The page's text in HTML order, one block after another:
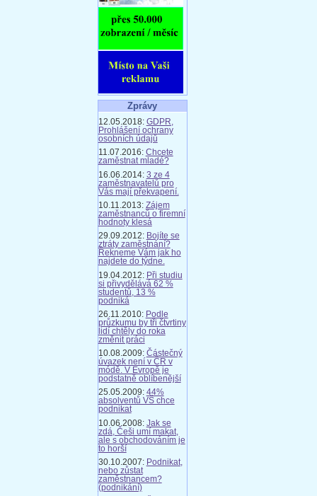
Zprávy
12.05.2018: GDPR,
Prohlášení ochrany
osobních údajů
11.07.2016: Chcete
zaměstnat mladé?
16.06.2014: 3 ze 4
zaměstnavatelů pro
Vás mají překvapení.
10.11.2013: Zájem
zaměstnanců o firemní
hodnoty klesá
29.09.2012: Bojíte se
ztráty zaměstnání?
Řekneme Vám jak ho
najdete do týdne.
19.04.2012: Při studiu
si přivydělává 62 %
studentů, 13 %
podniká
26.11.2010: Podle
průzkumu by tři čtvrtiny
lidí chtěly do roka
změnit práci
10.08.2009: Částečný
úvazek není v ČR v
módě. V Evropě je
podstatně oblíbenější
25.05.2009: 44%
absolventů VŠ chce
podnikat
10.06.2008: Jak se
zdá, Češi umí makat,
ale s obchodováním je
to horší
30.10.2007: Podnikat,
nebo zůstat
zaměstnancem?
(podnikání)